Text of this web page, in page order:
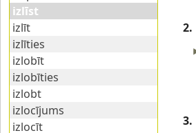
2.
3.
izlīst
izlīt
izlīties
izlobīt
izlobīties
izlobt
izlocījums
izlocīt